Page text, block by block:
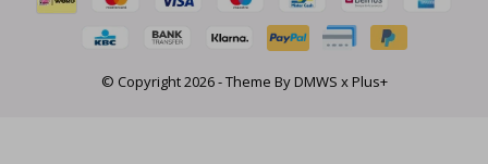
© Copyright2026- Theme ByDMWS x Plus+